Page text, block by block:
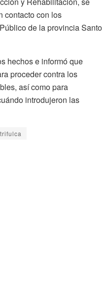
contacto con los
de la provincia Santo
hechos e informó que
proceder contra los
así como para
introdujeron las
trifulca